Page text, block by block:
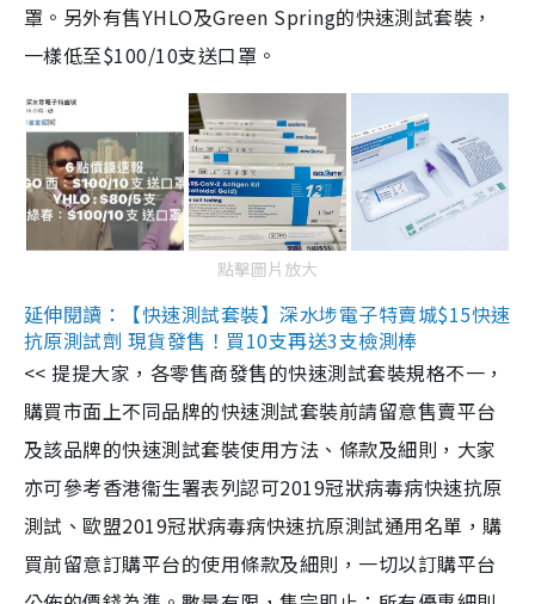
罩。另外有售YHLO及Green Spring的快速測試套裝，
一樣低至$100/10支送口罩。
點擊圖片放大
延伸閱讀：【快速測試套裝】深水埗電子特賣城$15快速
抗原測試劑 現貨發售！買10支再送3支檢測棒
<< 提提大家，各零售商發售的快速測試套裝規格不一，
購買市面上不同品牌的快速測試套裝前請留意售賣平台
及該品牌的快速測試套裝使用方法、條款及細則，大家
亦可參考香港衞生署表列認可2019冠狀病毒病快速抗原
測試、歐盟2019冠狀病毒病快速抗原測試通用名單，購
買前留意訂購平台的使用條款及細則，一切以訂購平台